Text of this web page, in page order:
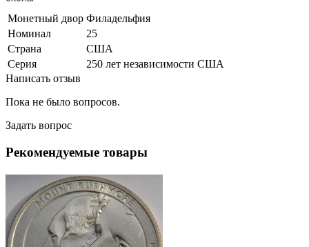
Монетный двор Филадельфия
Номинал
25
Страна
США
Серия
250 лет независимости США
Написать отзыв
Пока не было вопросов.
Задать вопрос
Рекомендуемые товары